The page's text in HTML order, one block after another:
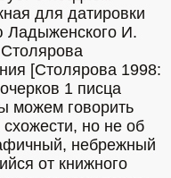
для датировки
Ладыженского И.
[Столярова 1998:
1 писца
можем говорить
но не об
небрежный
от книжного